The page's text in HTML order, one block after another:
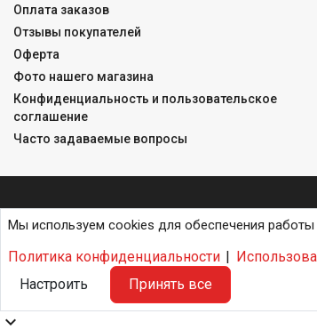
Оплата заказов
Отзывы покупателей
Оферта
Фото нашего магазина
Конфиденциальность и пользовательское
соглашение
Часто задаваемые вопросы
Мы используем cookies для обеспечения работы
Политика конфиденциальности
Настроить
Принять все
expand_more